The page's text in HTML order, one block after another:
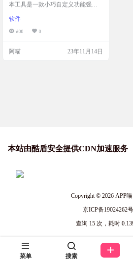
本工具是一款小巧自定义功能强大
简化单文件制作程序步骤，默认四
步即可制作出一个单文件，可制作
FX内核自解压模块打包，创建的单
软件
600 0
阿喵 23年11月14日
本站由酷盾安全提供CDN加速服务
Copyright © 2026APP
京ICP备19024262
查询 15 次，耗时
菜单 搜索